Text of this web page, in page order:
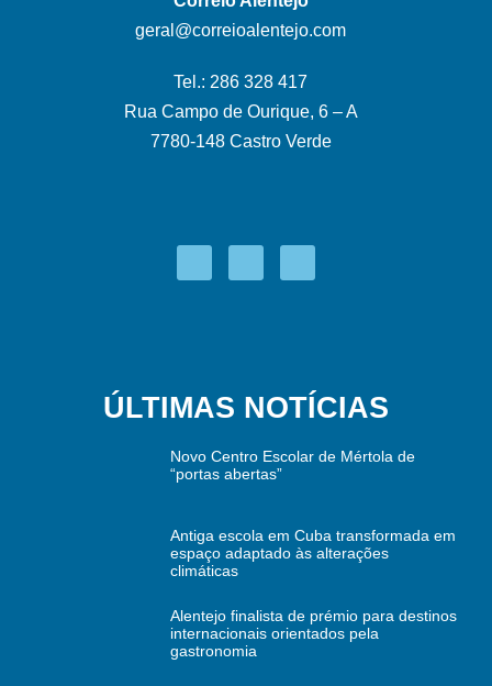
geral@correioalentejo.com
Tel.: 286 328 417
Rua Campo de Ourique, 6 – A
7780-148 Castro Verde
ÚLTIMAS NOTÍCIAS
Novo Centro Escolar de Mértola de
“portas abertas”
Antiga escola em Cuba transformada em
espaço adaptado às alterações
climáticas
Alentejo finalista de prémio para destinos
internacionais orientados pela
gastronomia